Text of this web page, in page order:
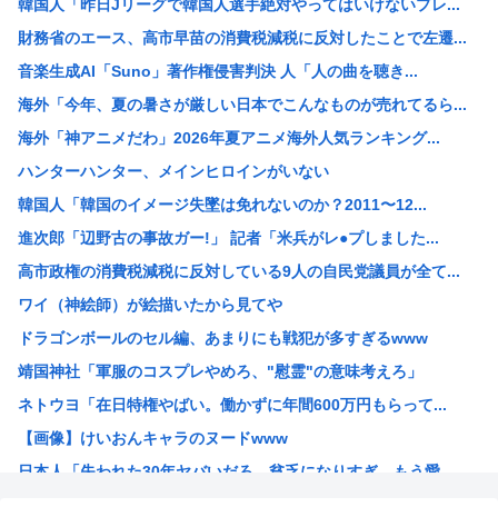
【重要指名手配】八田與一容疑者、新写真公開も「もう死んで...
小野田大臣、「元々おまえも外国籍だろ？」というツッコミを...
中国「日本は原爆被害者の立場で同情を買おうとするのを止め...
【速報】USスチール、1800億円の黒字www
【悲報】 週刊誌、好き放題書きまくる 高市早苗首相は新公...
【画像】例の美人すぎるおにぎり屋さん、裏でおっさんが握っ...
【高市総理】非核三原則「堅持している」 長崎平和祈念式典...
コールマンの人気商品が変わった？キャンプ離れの中で売れる...
【悲報】全席指定･事前販売制｢琵琶湖三市同時花火大会｣が...
【悲報】タトゥー擁護してる反社、味方から背中を刺される
秋田県職員、ラブホテルから記者会見していたことが発覚（※...
彼女「ねぃねぃ、結婚も視野に入ってきたわけだし給料教えて...
【悲報】高市早苗首相さん、公用車を3000万円の新車に買...
オーストラリア研究チーム、45年間、2700人以上を研究...
韓国人「昨日Jリーグで韓国人選手絶対やってはいけないプレ...
財務省のエース、高市早苗の消費税減税に反対したことで左遷...
音楽生成AI「Suno」著作権侵害判決 人「人の曲を聴き...
海外「今年、夏の暑さが厳しい日本でこんなものが売れてるら...
海外「神アニメだわ」2026年夏アニメ海外人気ランキング...
ハンターハンター、メインヒロインがいない
韓国人「韓国のイメージ失墜は免れないのか？2011〜12...
進次郎「辺野古の事故ガー!」 記者「米兵がレ●プしました...
高市政権の消費税減税に反対している9人の自民党議員が全て...
ワイ（神絵師）が絵描いたから見てや
ドラゴンボールのセル編、あまりにも戦犯が多すぎるwww
靖国神社「軍服のコスプレやめろ、"慰霊"の意味考えろ」
ネトウヨ「在日特権やばい。働かずに年間600万円もらって...
【画像】けいおんキャラのヌードwww
日本人「失われた30年ヤバいだろ…貧乏になりすぎ…もう愛...